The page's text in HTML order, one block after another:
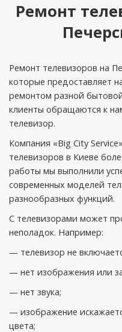
Ремонт
Ремонт телевизоров на
которые предоставляет
ремонтом разной
клиенты обращаются к
телевизор.
Компания «Big City
телевизоров в Киеве
работы мы выполнили
современных моделей
разнообразных функций.
С телевизорами может
неполадок. Например:
— телевизор не
— нет изображения или
— нет звука;
— изображение
цвета;